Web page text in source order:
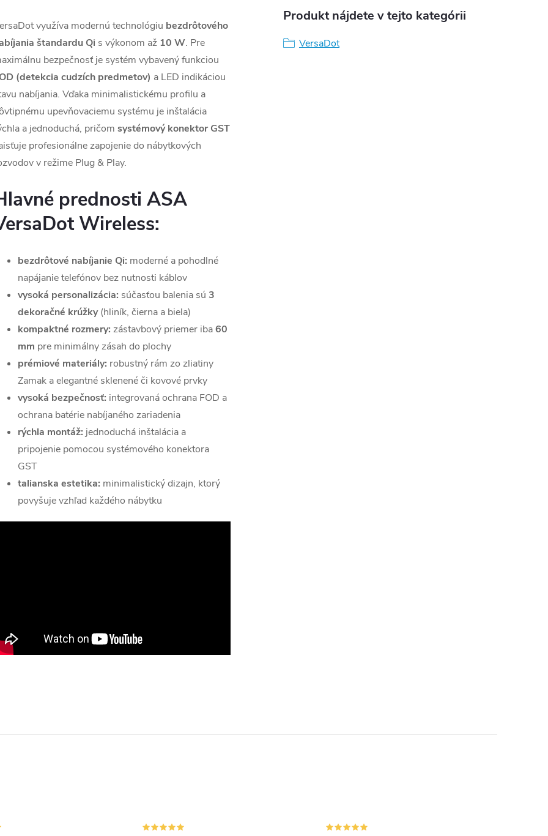
využíva modernú technológiu bezdrôtového
štandardu Qi s výkonom až 10 W. Pre
bezpečnosť je systém vybavený funkciou
(detekcia cudzích predmetov) a LED indikáciou
nabíjania. Vďaka minimalistickému profilu a
upevňovaciemu systému je inštalácia
a jednoduchá, pričom systémový konektor GST
profesionálne zapojenie do nábytkových
v režime Plug & Play.
prednosti ASA
Wireless:
bezdrôtové nabíjanie Qi: moderné a pohodlné
napájanie telefónov bez nutnosti káblov
vysoká personalizácia: súčasťou balenia sú 3
dekoračné krúžky(hliník, čierna a biela)
kompaktné rozmery: zástavbový priemer iba60
mm pre minimálny zásah do plochy
prémiové materiály: robustný rám zo zliatiny
Zamak a elegantné sklenené či kovové prvky
vysoká bezpečnosť: integrovaná ochrana FOD a
ochrana batérie nabíjaného zariadenia
rýchla montáž: jednoduchá inštalácia a
pripojenie pomocou systémového konektora
GST
talianska estetika: minimalistický dizajn, ktorý
povyšuje vzhľad každého nábytku
Produkt nájdete v tejto kategórii
VersaDot